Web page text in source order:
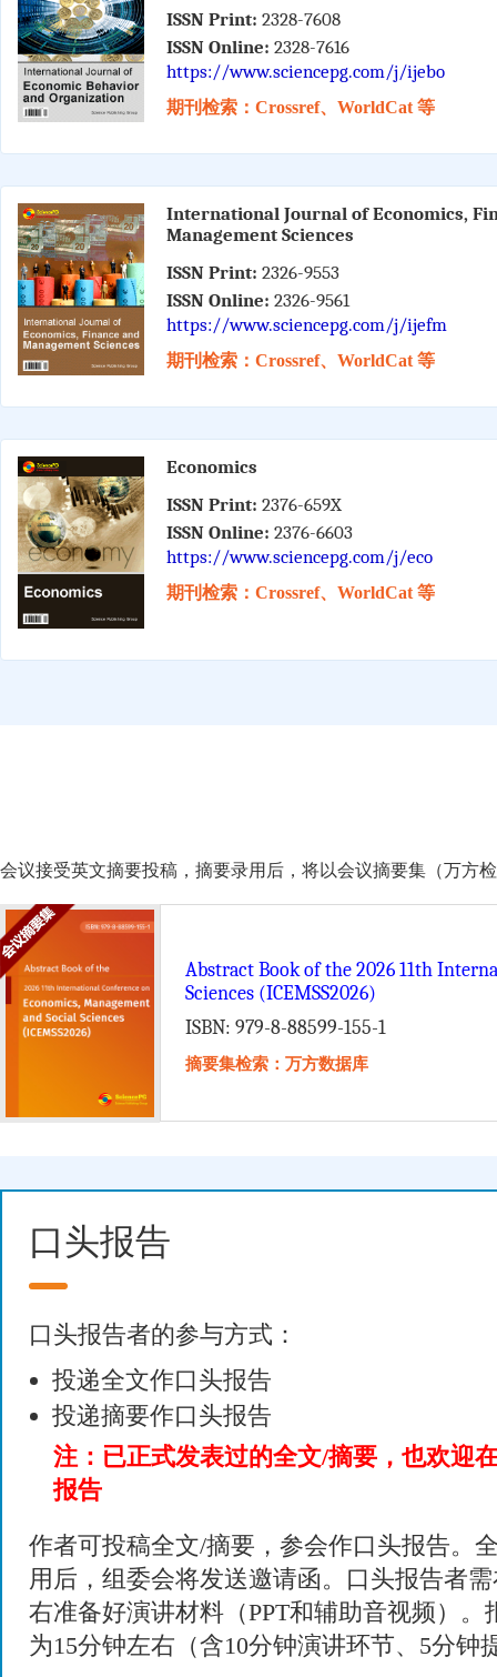
ISSN Print: 2328-7608
ISSN Online: 2328-7616
https://www.sciencepg.com/j/ijebo
期刊检索：Crossref、WorldCat 等
International Journal of Economics,
Management Sciences
ISSN Print: 2326-9553
ISSN Online: 2326-9561
https://www.sciencepg.com/j/ijefm
期刊检索：Crossref、WorldCat 等
Economics
ISSN Print: 2376-659X
ISSN Online: 2376-6603
https://www.sciencepg.com/j/eco
期刊检索：Crossref、WorldCat 等
会议接受英文摘要投稿，摘要录用后，将以会议摘要集（万方检
Abstract Book of the 2026 11th
Sciences (ICEMSS2026)
ISBN: 979-8-88599-155-1
摘要集检索：万方数据库
口头报告
口头报告者的参与方式：
投递全文作口头报告
投递摘要作口头报告
注：已正式发表过的全文/摘要，也欢迎
报告
作者可投稿全文/摘要，参会作口头报告。
用后，组委会将发送邀请函。口头报告者
右准备好演讲材料（PPT和辅助音视频）。
为15分钟左右（含10分钟演讲环节、5分钟